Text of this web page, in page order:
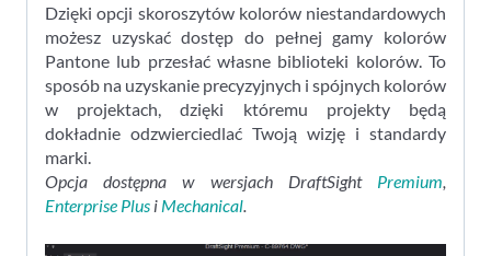
Dzięki opcji skoroszytów kolorów niestandardowych
możesz uzyskać dostęp do pełnej gamy kolorów
Pantone lub przesłać własne biblioteki kolorów. To
sposób na uzyskanie precyzyjnych i spójnych kolorów
w projektach, dzięki któremu projekty będą
dokładnie odzwierciedlać Twoją wizję i standardy
marki.
Opcja dostępna w wersjach DraftSight Premium,
Enterprise Plus i Mechanical.